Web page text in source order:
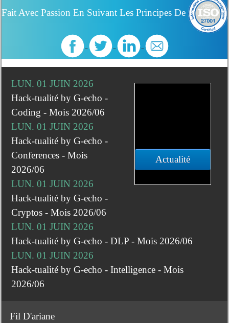
Fait Avec Passion En Suivant Les Principes De
Actualité
LUN. 01 JUIN 2026
Hack-tualité by G-echo -
Coding - Mois 2026/06
LUN. 01 JUIN 2026
Hack-tualité by G-echo -
Conferences - Mois
2026/06
LUN. 01 JUIN 2026
Hack-tualité by G-echo -
Cryptos - Mois 2026/06
LUN. 01 JUIN 2026
Hack-tualité by G-echo - DLP - Mois 2026/06
LUN. 01 JUIN 2026
Hack-tualité by G-echo - Intelligence - Mois
2026/06
Fil D'ariane